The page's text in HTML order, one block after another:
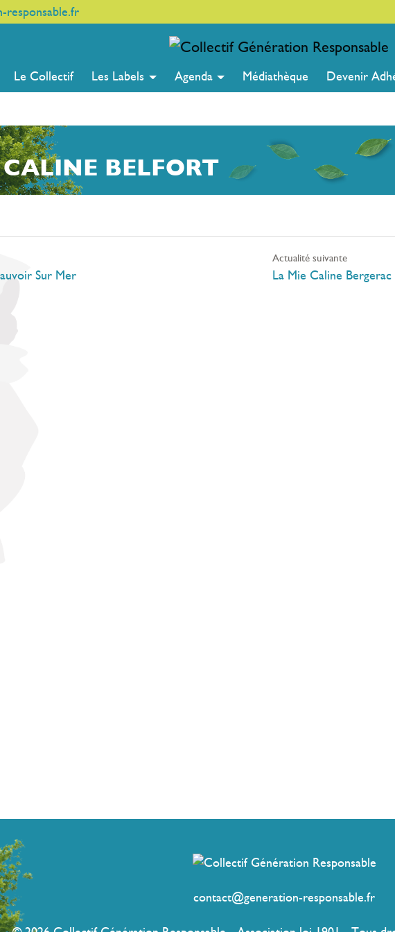
responsable.fr
Le Collectif Les Labels Agenda Médiathèque Devenir
BELFORT
Sur Mer
Actualité suivante
La Mie Caline Bergerac
contact@generation-responsable.fr